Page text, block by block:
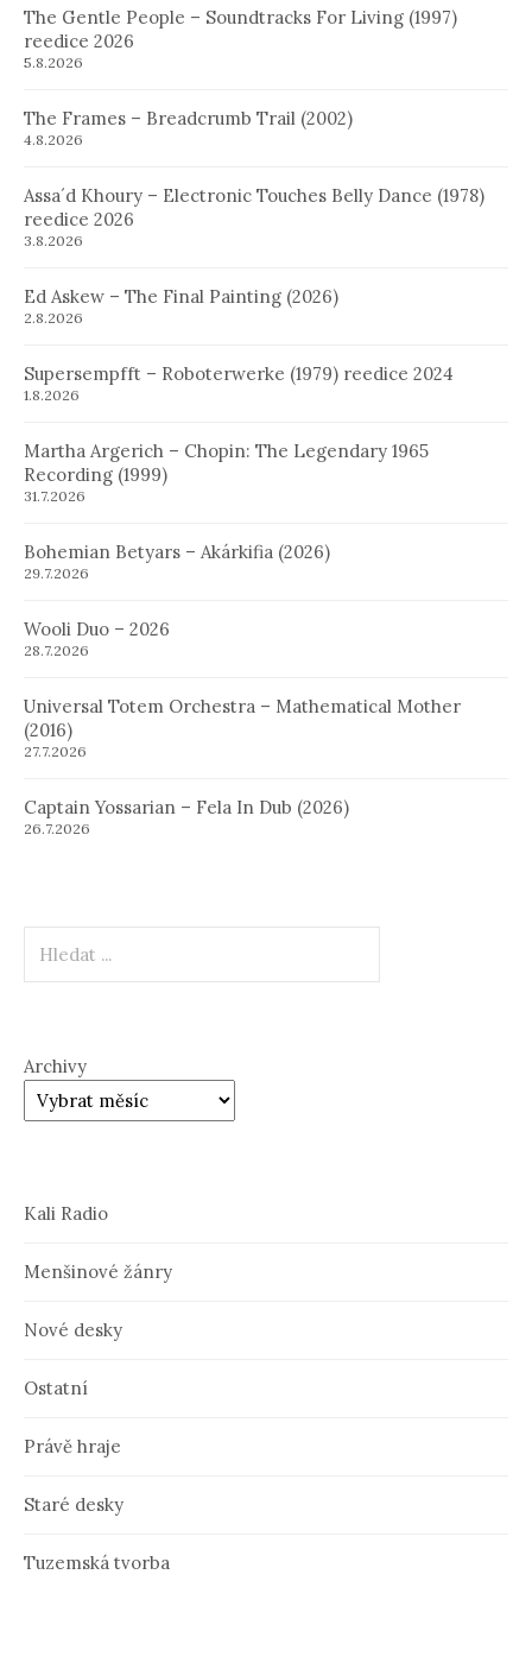
The Gentle People – Soundtracks For Living (1997)
reedice 2026
5.8.2026
The Frames – Breadcrumb Trail (2002)
4.8.2026
Assa´d Khoury – Electronic Touches Belly Dance (1978)
reedice 2026
3.8.2026
Ed Askew – The Final Painting (2026)
2.8.2026
Supersempfft – Roboterwerke (1979) reedice 2024
1.8.2026
Martha Argerich – Chopin: The Legendary 1965
Recording (1999)
31.7.2026
Bohemian Betyars – Akárkifia (2026)
29.7.2026
Wooli Duo – 2026
28.7.2026
Universal Totem Orchestra – Mathematical Mother
(2016)
27.7.2026
Captain Yossarian – Fela In Dub (2026)
26.7.2026
Archivy
Kali Radio
Menšinové žánry
Nové desky
Ostatní
Právě hraje
Staré desky
Tuzemská tvorba